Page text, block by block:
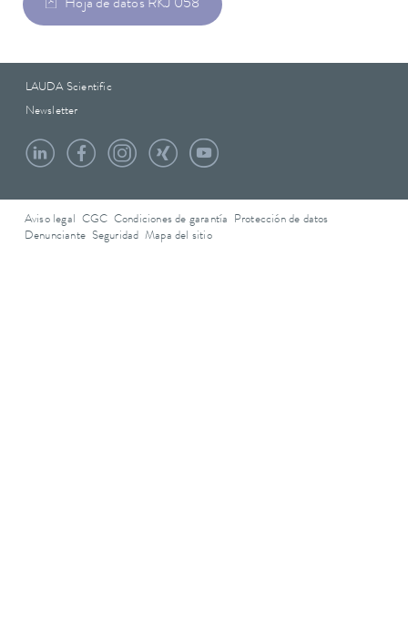
Hoja de datos RKJ 058
LAUDA Scientific
Newsletter
Aviso legal CGC Condiciones de garantía
Protección de datos
Denunciante Seguridad Mapa del sitio